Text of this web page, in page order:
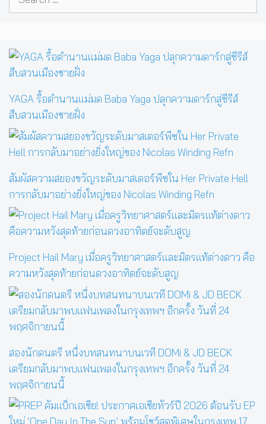
YAGA รื้อตำนานแม่มด Baba Yaga ปลุกความดาร์กสู่ซีรีส์
สืบสวนเมืองชายฝั่ง
สัมผัสความสยองขวัญระดับมาสเตอร์พีซใน Her Private Hell
การกลับมาอย่างยิ่งใหญ่ของ Nicolas Winding Refn
Project Hail Mary เมื่อครูวิทยาศาสตร์และมิตรแท้ต่างดาว คือ
ความหวังสุดท้ายก่อนดวงอาทิตย์จะดับสูญ
สองนักดนตรี หนึ่งบทสนทนาบนเวที DOMi & JD BECK
เตรียมกลับมาพบแฟนเพลงในกรุงเทพฯ อีกครั้ง วันที่ 24
พฤศจิกายนนี้